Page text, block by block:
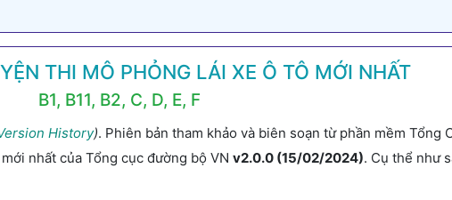
THI MÔ PHỎNG LÁI XE Ô TÔ MỚI NHẤT
B1, B11, B2, C, D, E, F
History). Phiên bản tham khảo và biên soạn từ phần mềm Tổng
nhất của Tổng cục đường bộ VN v2.0.0 (15/02/2024). Cụ thể như